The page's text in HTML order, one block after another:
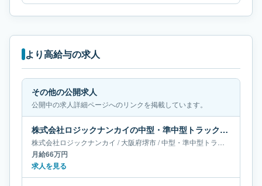
より高給与の求人
その他の公開求人
公開中の求人詳細ページへのリンクを掲載しています。
株式会社ロジックナンカイの中型・準中型トラックドライバー求人｜大阪府堺市｜月給66万円
株式会社ロジックナンカイ /大阪府堺市/中型・準中型トラックドライバー
月給66万円
求人を見る